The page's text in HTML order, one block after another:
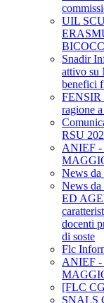
UIL
Snadir
attivo su
benefici
FENSIR
ragione
RSU
ANIEF
News da
News
ED
docenti
di soste
Flc
ANIEF
[FLC
SNALS